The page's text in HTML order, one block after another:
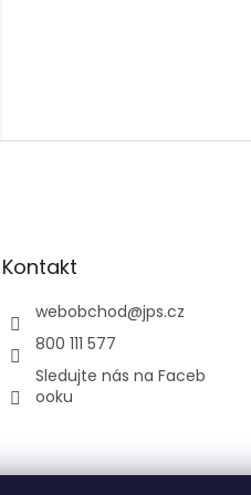
Kontakt
webobchod@jps.cz
800 111 577
Sledujte nás na Faceb
ooku